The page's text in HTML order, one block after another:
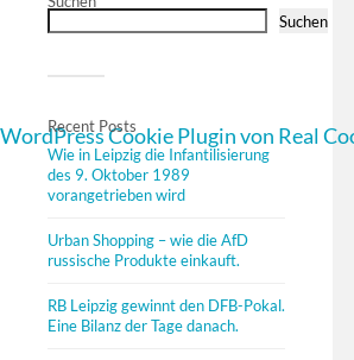
Suchen
Recent Posts
Wie in Leipzig die Infantilisierung
des 9. Oktober 1989
vorangetrieben wird
Urban Shopping – wie die AfD
russische Produkte einkauft.
RB Leipzig gewinnt den DFB-Pokal.
Eine Bilanz der Tage danach.
WordPress Cookie Plugin von Real